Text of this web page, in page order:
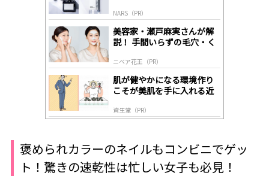
NARS（PR）
美容家・瀬戸麻実さんが解
説！ 手間いらずの毛穴・く
ニベア花王（PR）
肌が健やかになる環境作り
こそが美肌を手に入れる近
資生堂（PR）
褒められカラーのネイルもコンビニでゲッ
ト！驚きの速乾性は忙しい女子も必見！